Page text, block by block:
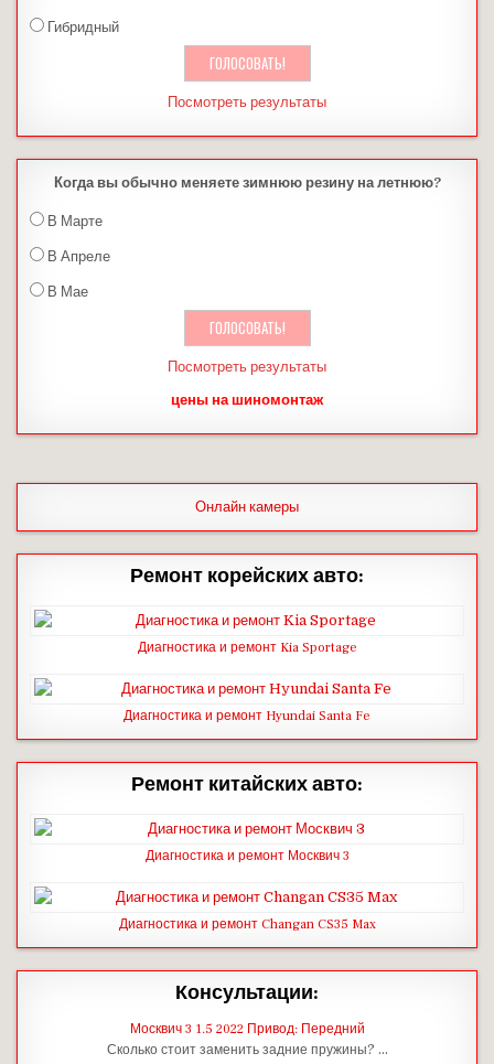
Гибридный
Посмотреть результаты
Когда вы обычно меняете зимнюю резину на летнюю?
В Марте
В Апреле
В Мае
Посмотреть результаты
цены на шиномонтаж
Онлайн камеры
Ремонт корейских авто:
Диагностика и ремонт Kia Sportage
Диагностика и ремонт Hyundai Santa Fe
Ремонт китайских авто:
Диагностика и ремонт Москвич 3
Диагностика и ремонт Changan CS35 Max
Консультации:
Москвич 3 1.5 2022 Привод: Передний
Сколько стоит заменить задние пружины? …